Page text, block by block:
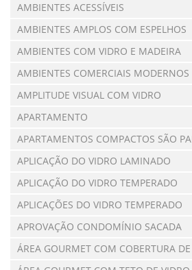
AMBIENTES ACESSÍVEIS
AMBIENTES AMPLOS COM ESPELHOS
AMBIENTES COM VIDRO E MADEIRA
AMBIENTES COMERCIAIS MODERNOS
AMPLITUDE VISUAL COM VIDRO
APARTAMENTO
APARTAMENTOS COMPACTOS SÃO
APLICAÇÃO DO VIDRO LAMINADO
APLICAÇÃO DO VIDRO TEMPERADO
APLICAÇÕES DO VIDRO TEMPERADO
APROVAÇÃO CONDOMÍNIO SACADA
ÁREA GOURMET COM COBERTURA